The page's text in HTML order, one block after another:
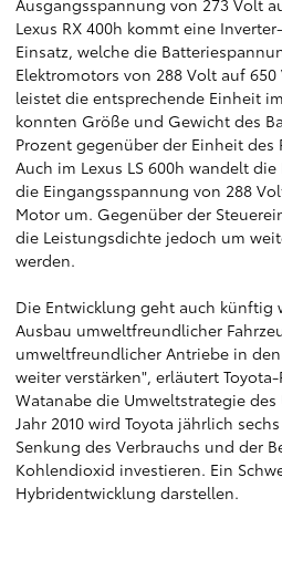
Ausgangsspannung von 273 Volt
Lexus RX 400h kommt eine
Einsatz, welche die
Elektromotors von 288 Volt auf
leistet die entsprechende Einheit
konnten Größe und Gewicht des
Prozent gegenüber der Einheit des
Auch im Lexus LS 600h wandelt
die Eingangsspannung von 288
Motor um. Gegenüber der
die Leistungsdichte jedoch um
werden.
Die Entwicklung geht auch künftig
Ausbau umweltfreundlicher
umweltfreundlicher Antriebe in
weiter verstärken", erläutert
Watanabe die Umweltstrategie
Jahr 2010 wird Toyota jährlich
Senkung des Verbrauchs und der
Kohlendioxid investieren. Ein
Hybridentwicklung darstellen.